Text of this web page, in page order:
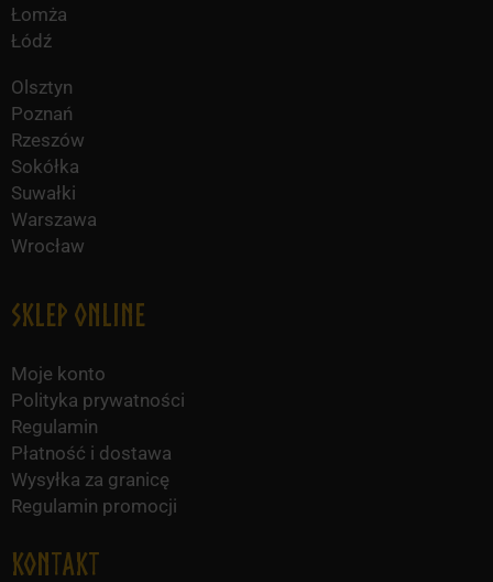
Łomża
Łódź
Olsztyn
Poznań
Rzeszów
Sokółka
Suwałki
Warszawa
Wrocław
Sklep online
Moje konto
Polityka prywatności
Regulamin
Płatność i dostawa
Wysyłka za granicę
Regulamin promocji
KONTAKT